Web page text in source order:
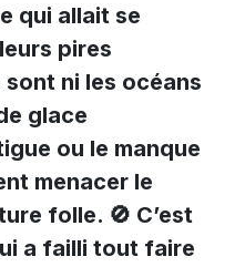
qui allait se
pires
sont ni les océans
glace
ou le manque
menacer le
folle. 🚫 C’est
a failli tout faire